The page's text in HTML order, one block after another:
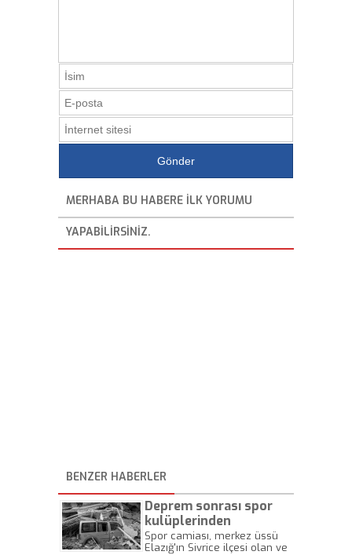
MERHABA BU HABERE ILK YORUMU
YAPABILIRSINIZ.
BENZER HABERLER
Deprem sonrası spor
kulüplerinden
seferberlik
Spor camiası, merkez üssü
Elazığ'ın Sivrice ilçesi olan ve